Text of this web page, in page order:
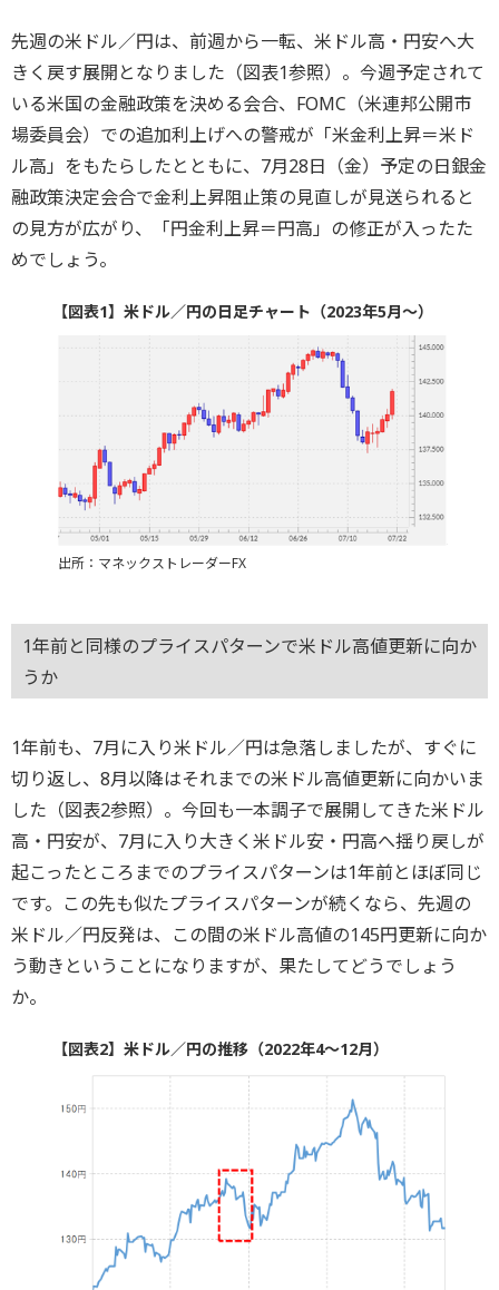
先週の米ドル／円は、前週から一転、米ドル高・円安へ大
きく戻す展開となりました（図表1参照）。今週予定されて
いる米国の金融政策を決める会合、FOMC（米連邦公開市
場委員会）での追加利上げへの警戒が「米金利上昇＝米ド
ル高」をもたらしたとともに、7月28日（金）予定の日銀金
融政策決定会合で金利上昇阻止策の見直しが見送られると
の見方が広がり、「円金利上昇＝円高」の修正が入ったた
めでしょう。
【図表1】米ドル／円の日足チャート（2023年5月～）
出所：マネックストレーダーFX
1年前と同様のプライスパターンで米ドル高値更新に向か
うか
1年前も、7月に入り米ドル／円は急落しましたが、すぐに
切り返し、8月以降はそれまでの米ドル高値更新に向かいま
した（図表2参照）。今回も一本調子で展開してきた米ドル
高・円安が、7月に入り大きく米ドル安・円高へ揺り戻しが
起こったところまでのプライスパターンは1年前とほぼ同じ
です。この先も似たプライスパターンが続くなら、先週の
米ドル／円反発は、この間の米ドル高値の145円更新に向か
う動きということになりますが、果たしてどうでしょう
か。
【図表2】米ドル／円の推移（2022年4～12月）